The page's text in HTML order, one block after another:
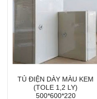
TỦ ĐIỆN DÀY MÀU KEM
(TOLE 1,2 LY)
500*600*220